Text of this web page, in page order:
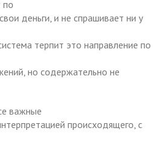
по
деньги, и не спрашивает ни у
терпит это направление по
но содержательно не
важные
происходящего, с